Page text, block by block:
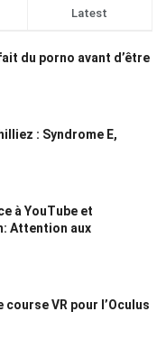
Latest
du porno avant d’être
: Syndrome E,
à YouTube et
Attention aux
course VR pour l’Oculus